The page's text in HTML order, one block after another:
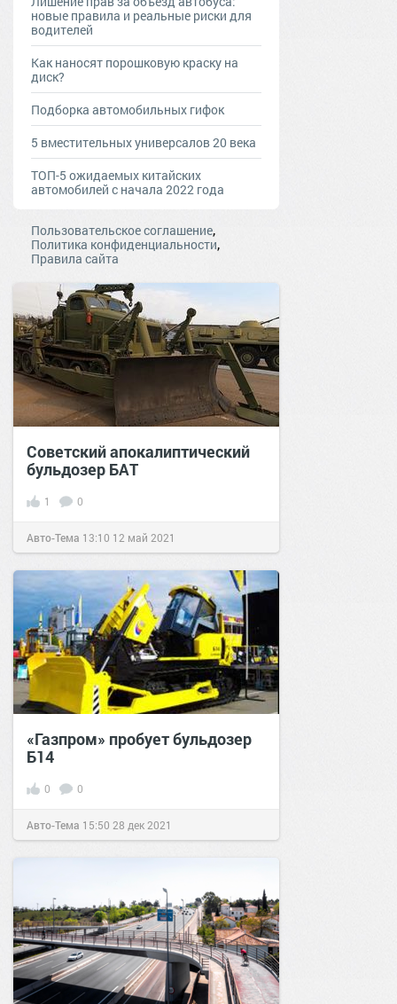
новые правила и реальные риски для
водителей
Как наносят порошковую краску на
диск?
Подборка автомобильных гифок
5 вместительных универсалов 20 века
ТОП-5 ожидаемых китайских
автомобилей с начала 2022 года
Пользовательское соглашение,
Политика конфиденциальности,
Правила сайта
Советский апокалиптический
бульдозер БАТ
1 0
Авто-Тема 13:10 12 май 2021
«Газпром» пробует бульдозер
Б14
0 0
Авто-Тема 15:50 28 дек 2021